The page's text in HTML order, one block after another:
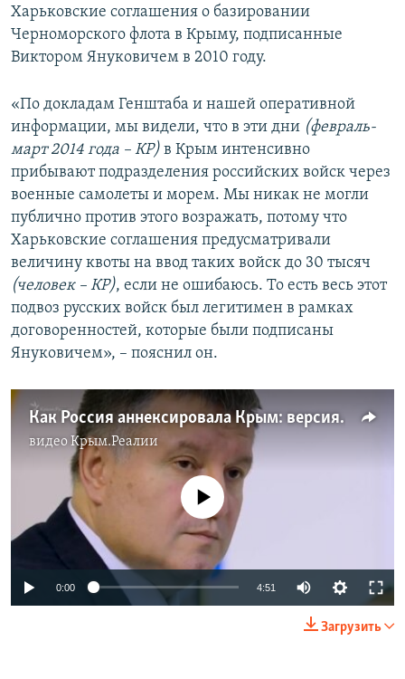
Харьковские соглашения о базировании
Черноморского флота в Крыму, подписанные
Виктором Януковичем в 2010 году.
«По докладам Генштаба и нашей оперативной
информации, мы видели, что в эти дни (февраль-
март 2014 года – КР) в Крым интенсивно
прибывают подразделения российских войск через
военные самолеты и морем. Мы никак не могли
публично против этого возражать, потому что
Харьковские соглашения предусматривали
величину квоты на ввод таких войск до 30 тысяч
(человек – КР), если не ошибаюсь. То есть весь этот
подвоз русских войск был легитимен в рамках
договоренностей, которые были подписаны
Януковичем», – пояснил он.
Как Россия аннексировала Крым: версия Авакова (видео)
видео Крым.Реалии
No media source currently available
0:00 4:51
Загрузить